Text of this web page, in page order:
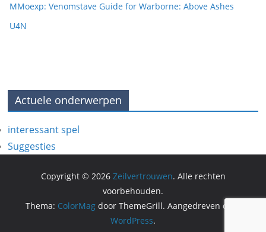
MMoexp: Venomstave Guide for Warborne: Above Ashes
U4N
Actuele onderwerpen
interessant spel
Suggesties
Copyright © 2026 Zeilvertrouwen. Alle rechten
voorbehouden.
Thema: ColorMagdoor ThemeGrill. Aangedreven door
WordPress.